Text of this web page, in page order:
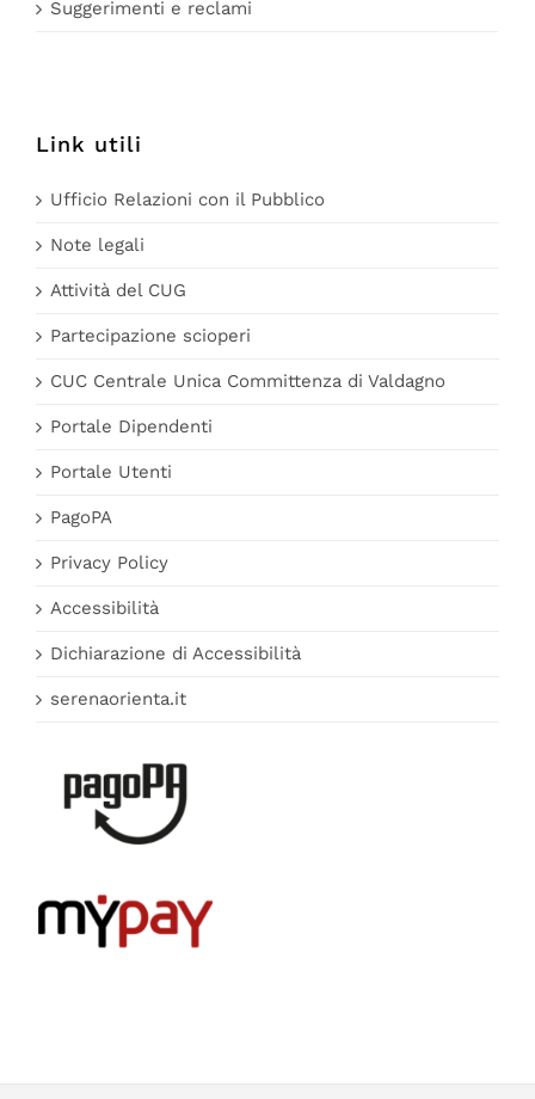
Suggerimenti e reclami
Link utili
Ufficio Relazioni con il Pubblico
Note legali
Attività del CUG
Partecipazione scioperi
CUC Centrale Unica Committenza di Valdagno
Portale Dipendenti
Portale Utenti
PagoPA
Privacy Policy
Accessibilità
Dichiarazione di Accessibilità
serenaorienta.it